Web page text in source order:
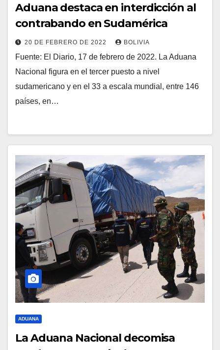
Aduana destaca en interdicción al
contrabando en Sudamérica
20 DE FEBRERO DE 2022 BOLIVIA
Fuente: El Diario, 17 de febrero de 2022. La Aduana
Nacional figura en el tercer puesto a nivel
sudamericano y en el 33 a escala mundial, entre 146
países, en…
ADUANA
La Aduana Nacional decomisa